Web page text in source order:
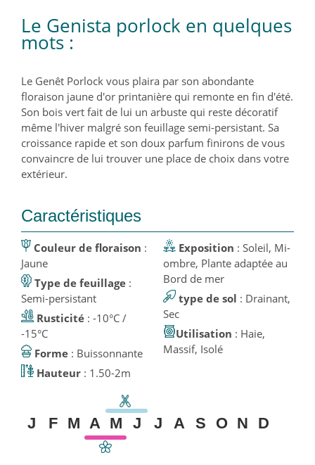
Le Genista porlock en quelques
mots :
Le Genêt Porlock vous plaira par son abondante
floraison jaune d'or printanière qui remonte en fin d'été.
Son bois vert fait de lui un arbuste qui reste décoratif
même l'hiver malgré son feuillage semi-persistant. Sa
croissance rapide et son doux parfum finirons de vous
convaincre de lui trouver une place de choix dans votre
extérieur.
Caractéristiques
Couleur de floraison :
Jaune
Type de feuillage :
Semi-persistant
Rusticité : -10°C /
-15°C
Forme
: Buissonnante
Hauteur : 1.50-2m
Exposition : Soleil, Mi-
ombre, Plante adaptée au
Bord de mer
type de sol : Drainant,
Sec
Utilisation : Haie,
Massif, Isolé
J F M A M J J A S O N D